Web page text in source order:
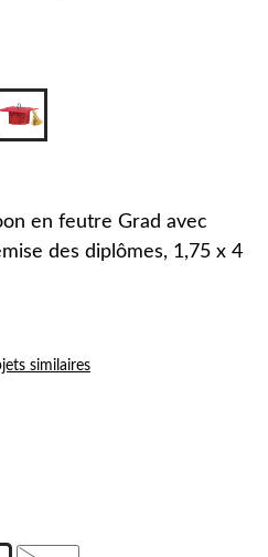
en feutre Grad avec
des diplômes, 1,75 x 4
similaires